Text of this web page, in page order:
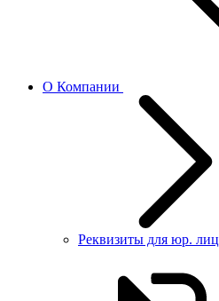
О Компании
Реквизиты для юр. лиц